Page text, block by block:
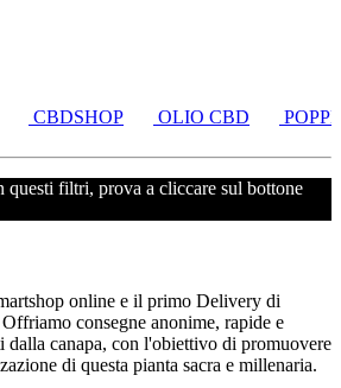
CBDSHOP OLIO CBD
questi filtri, prova a cliccare sul bottone
online e il primo Delivery di
consegne anonime, rapide e
dalla canapa, con l'obiettivo di promuovere
di questa pianta sacra e millenaria.